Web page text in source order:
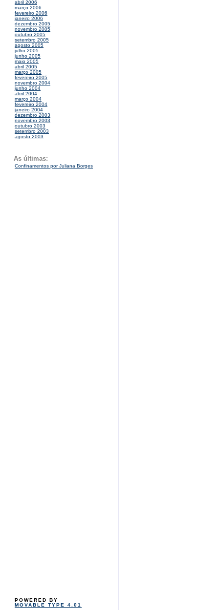
abril 2006
março 2006
fevereiro 2006
janeiro 2006
dezembro 2005
novembro 2005
outubro 2005
setembro 2005
agosto 2005
julho 2005
junho 2005
maio 2005
abril 2005
março 2005
fevereiro 2005
novembro 2004
junho 2004
abril 2004
março 2004
fevereiro 2004
janeiro 2004
dezembro 2003
novembro 2003
outubro 2003
setembro 2003
agosto 2003
As últimas:
Confinamentos por Juliana Borges
POWERED BY
MOVABLE TYPE 4.01